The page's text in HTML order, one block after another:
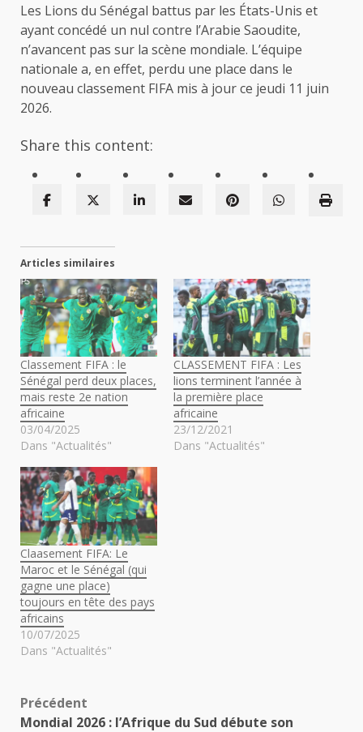
Les Lions du Sénégal battus par les États-Unis et
ayant concédé un nul contre l’Arabie Saoudite,
n’avancent pas sur la scène mondiale. L’équipe
nationale a, en effet, perdu une place dans le
nouveau classement FIFA mis à jour ce jeudi 11 juin
2026.
Share this content:
Articles similaires
Classement FIFA : le
Sénégal perd deux places,
mais reste 2e nation
africaine
03/04/2025
Dans "Actualités"
CLASSEMENT FIFA : Les
lions terminent l’année à
la première place
africaine
23/12/2021
Dans "Actualités"
Claasement FIFA: Le
Maroc et le Sénégal (qui
gagne une place)
toujours en tête des pays
africains
10/07/2025
Dans "Actualités"
Navigation
Précédent
Mondial 2026 : l’Afrique du Sud débute son